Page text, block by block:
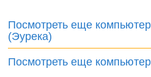
Посмотреть еще
(Эурека)
Посмотреть еще